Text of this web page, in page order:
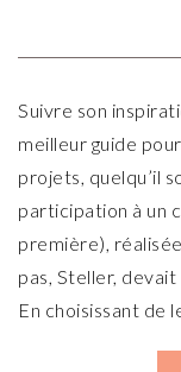
Suivre son
meilleur guide
projets, quelqu’il
participation à un
première),
pas, Steller,
En choisissant de